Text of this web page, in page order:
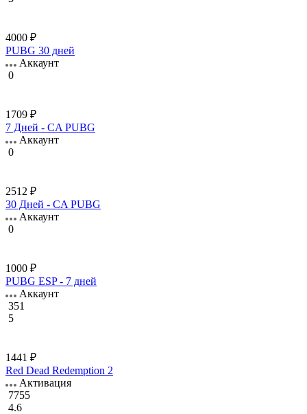
4000 ₽
PUBG 30 дней
Аккаунт
0
1709 ₽
7 Дней - CA PUBG
Аккаунт
0
2512 ₽
30 Дней - CA PUBG
Аккаунт
0
1000 ₽
PUBG ESP - 7 дней
Аккаунт
351
5
1441 ₽
Red Dead Redemption 2
Активация
7755
4.6